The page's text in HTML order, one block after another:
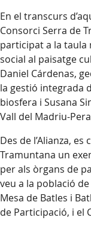
En el transcurs
Consorci Serra de
participat a la taula
social al paisatge
Daniel Cárdenas,
la gestió integrada
biosfera i Susana
Vall del Madriu-
Des de l’Alianza,
Tramuntana un
per als òrgans de
veu a la població
Mesa de Batles i
de Participació, i el